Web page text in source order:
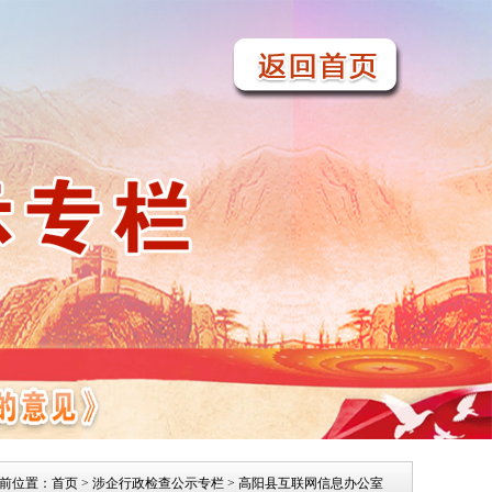
位置： 首页 > 涉企行政检查公示专栏 > 高阳县互联网信息办公室